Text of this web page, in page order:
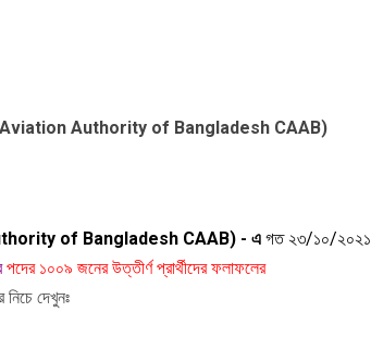
(Civil Aviation Authority of Bangladesh CAAB)
Authority of Bangladesh CAAB) - এ গত ২৩/১০/২০২১
পদের ১০০৯ জনের উত্তীর্ণ প্রার্থীদের ফলাফলের
দেখুনঃ